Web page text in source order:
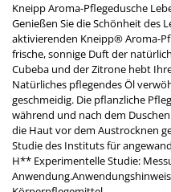
Kneipp Aroma-Pflegedusche
Genießen Sie die Schönheit des
aktivierenden Kneipp® Aroma-
frische, sonnige Duft der
Cubeba und der Zitrone hebt
Natürliches pflegendes Öl
geschmeidig. Die pflanzliche
während und nach dem
die Haut vor dem Austrocknen
Studie des Instituts für
H** Experimentelle Studie: